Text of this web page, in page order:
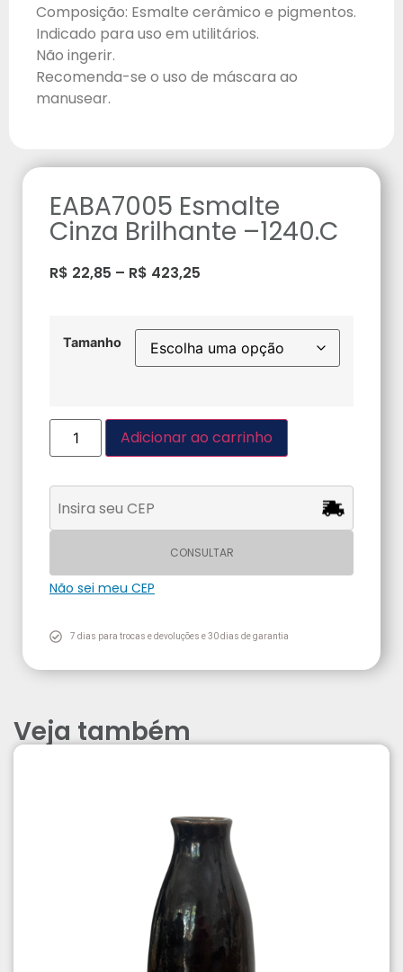
Composição: Esmalte cerâmico e pigmentos.
Indicado para uso em utilitários.
Não ingerir.
Recomenda-se o uso de máscara ao
manusear.
EABA7005 Esmalte
Cinza Brilhante –1240.C
R$ 22,85 – R$ 423,25
Tamanho
Adicionar ao carrinho
CONSULTAR
Não sei meu CEP
7 dias para trocas e devoluções e 30 dias de garantia
Veja também